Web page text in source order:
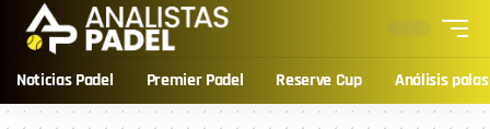
Noticias Padel Premier Padel Reserve Cup Análisis palas